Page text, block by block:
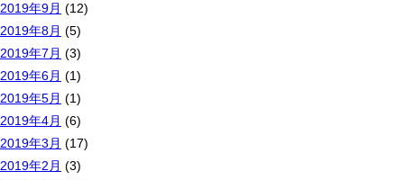
2019年9月 (12)
2019年8月 (5)
2019年7月 (3)
2019年6月 (1)
2019年5月 (1)
2019年4月 (6)
2019年3月 (17)
2019年2月 (3)